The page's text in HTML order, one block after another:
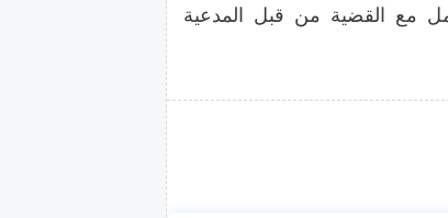
مع القضية من قبل المدعية